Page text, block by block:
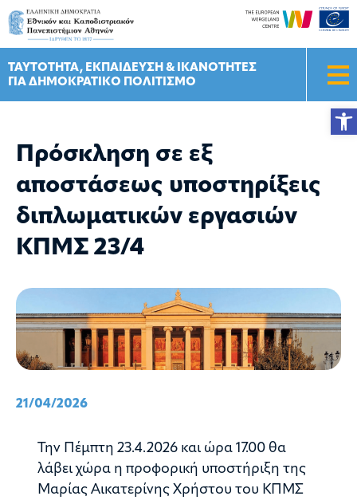
Skip
to
content
ΤΑΥΤOΤΗΤΑ, ΕΚΠΑIΔΕΥΣΗ & ΙΚΑΝOΤΗΤΕΣ
ΓΙΑ ΔΗΜΟΚΡΑΤΙΚO ΠΟΛΙΤΙΣΜO
Πρόσκληση σε εξ
αποστάσεως υποστηρίξεις
διπλωματικών εργασιών
ΚΠΜΣ 23/4
21/04/2026
Την Πέμπτη 23.4.2026 και ώρα 17.00 θα
λάβει χώρα η προφορική υποστήριξη της
Μαρίας Αικατερίνης Χρήστου του ΚΠΜΣ